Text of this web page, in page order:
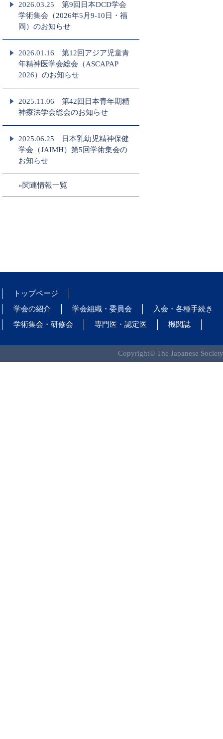
2026.03.25 第9回日本DCD学会
学術集会（2026年5月9-10日・福
岡）のお知らせ
2026.01.16 第12回アジア児童青
年精神医学会総会（ASCAPAP
2026）のお知らせ
2025.11.06 第42回日本青年期精
神療法学会総会のお知らせ
2025.06.25 日本乳幼児精神保健
学会（JAIMH）第5回学術集会の
お知らせ
»関連情報一覧
トップページ
学会の紹介
学会組織・委員会
入会・各種手続き
学術集会・研修会
専門医・認定医 機関誌
Copyright© The Japanese